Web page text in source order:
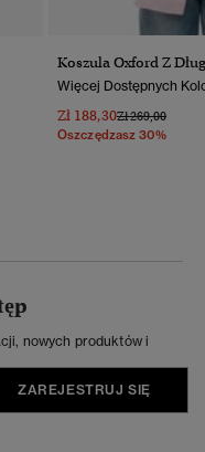
Koszula Oxford Z
Więcej Dostępnych
Zł 188,30Cena
Zł 269,00Do
Oszczędzasz 30%
nowych produktów i
ZAREJESTRUJ SIĘ